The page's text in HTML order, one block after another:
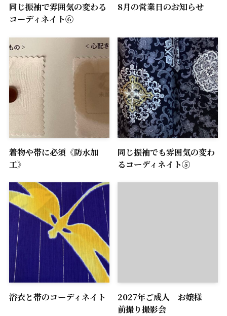
同じ振袖で雰囲気の変わる
コーディネイト⑥
8月の営業日のお知らせ
着物や帯に必須《防水加
工》
同じ振袖でも雰囲気の変わ
るコーディネイト⑤
浴衣と帯のコーディネイト
2027年ご成人 お嬢様
前撮り撮影会